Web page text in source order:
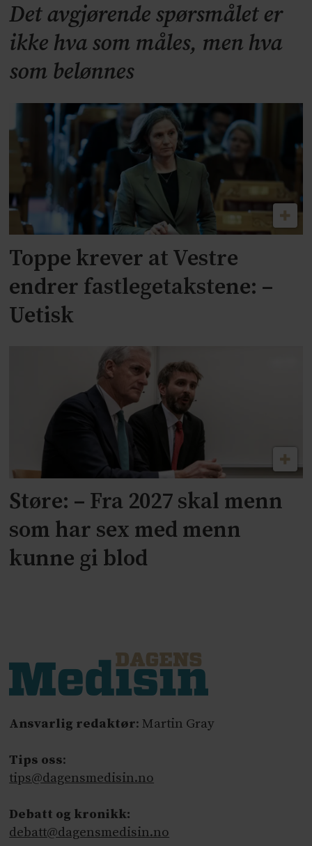
Det avgjørende spørsmålet er
ikke hva som måles, men hva
som belønnes
Toppe krever at Vestre
endrer fastlegetakstene: –
Uetisk
Støre: – Fra 2027 skal menn
som har sex med menn
kunne gi blod
Ansvarlig redaktør: Martin Gray
Tips oss:
tips@dagensmedisin.no
Debatt og kronikk:
debatt@dagensmedisin.no